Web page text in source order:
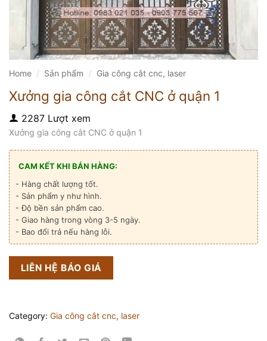
Home / Sản phẩm / Gia công cắt cnc, laser
Xưởng gia công cắt CNC ở quận 1
2287 Lượt xem
Xưởng gia công cắt CNC ở quận 1
CAM KẾT KHI BÁN HÀNG:
- Hàng chất lượng tốt.
- Sản phẩm y như hình.
- Độ bền sản phẩm cao.
- Giao hàng trong vòng 3-5 ngày.
- Bao đổi trả nếu hàng lỗi.
LIÊN HỆ BÁO GIÁ
Category: Gia công cắt cnc, laser